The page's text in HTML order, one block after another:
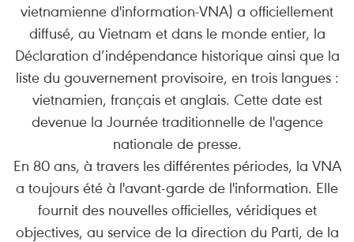
vietnamienne d'information-VNA) a officiellement
diffusé, au Vietnam et dans le monde entier, la
Déclaration d’indépendance historique ainsi que la
liste du gouvernement provisoire, en trois langues :
vietnamien, français et anglais. Cette date est
devenue la Journée traditionnelle de l'agence
nationale de presse.
En 80 ans, à travers les différentes périodes, la VNA
a toujours été à l'avant-garde de l'information. Elle
fournit des nouvelles officielles, véridiques et
objectives, au service de la direction du Parti, de la